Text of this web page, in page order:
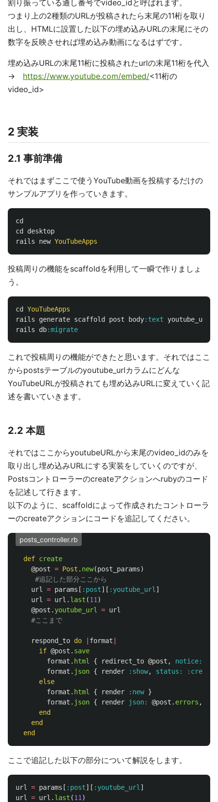
割り振っている通し番号でvideo_idと呼ばれます。
つまり上の2種類のURLが投稿されたら末尾の11桁を取り
出し、HTMLに設置した以下の埋め込みURLの末尾にその
数字を反映させれば埋め込み動画になるはずです。
埋め込みURLの末尾11桁に投稿されたurlの末尾11桁を代入
→ https://www.youtube.com/embed/<11桁の
video_id>
2 実装
2.1 事前準備
それではまずここで使うYouTube動画を投稿するだけの
サンプルアプリを作っていきます。
cd
cd
desktop
rails
new YouTubeApps
投稿周りの機能をscaffoldを利用して一瞬で作りましょ
う。
cd
YouTubeApps
rails
generate scaffold post body:text youtube_url
rails
db:migrate
これで投稿周りの機能ができたと思います。それではここ
からpostsテーブルのyoutube_urlカラムにどんな
YouTubeURLが投稿されても埋め込みURLに変えていく記
述を書いていきます。
2.2 本題
それではここからyoutubeURLから末尾のvideo_idのみを
取り出し埋め込みURLにする実装をしていくのですが、
Postsコントローラーのcreateアクションへrubyのコード
を記述して行きます。
以下のように、scaffoldによって作成されたコントローラ
ーのcreateアクションにコードを追記してください。
posts_controller.rb
def create
@post = Post . new(post_params)
#追記した部分ここから
url = params [ :post][ :youtube_url]
url = url . last (11)
@post . youtube_url = url
#ここまで
respond_to do format
if @post . save
format . html { redirect_to @post , notice:
format . json { render :show,
status: :created
else
format . html { render :new }
format . json { render json: @post . errors ,
end
end
end
ここで追記した以下の部分について解説をします。
url = params [ :post][ :youtube_url]
url = url . last (11)